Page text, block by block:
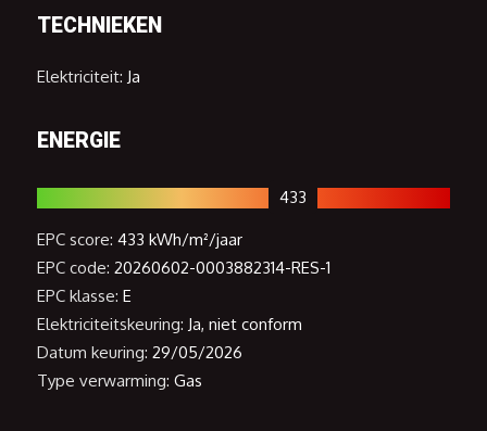
TECHNIEKEN
Elektriciteit: Ja
ENERGIE
433
EPC score: 433 kWh/m²/jaar
EPC code: 20260602-0003882314-RES-1
EPC klasse: E
Elektriciteitskeuring: Ja, niet conform
Datum keuring: 29/05/2026
Type verwarming: Gas